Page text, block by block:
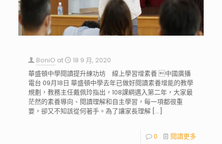
BoniO at
18 9 月, 2020
華盛頓中學閱讀提升練功坊 線上學習增素養 中國廣播
電台 09月18日 華盛頓中學去年已做好閱讀素養增能的教學
規劃，教務主任戴佩玲指出，108課綱邁入第二年，大家最
茫然的素養導向、閱讀理解和自主學習，每一項都很重
要，卻又不知該從何著手。為了讓家長理解[…]
0 閱讀更多